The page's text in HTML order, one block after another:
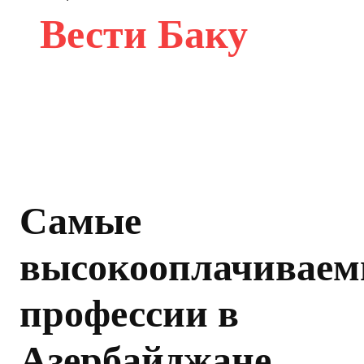
Вести Баку
Самые
профессии в